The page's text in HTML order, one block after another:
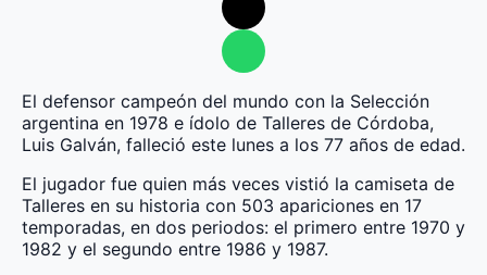
El defensor campeón del mundo con la Selección
argentina en 1978 e ídolo de Talleres de Córdoba,
Luis Galván, falleció este lunes a los 77 años de edad.
El jugador fue quien más veces vistió la camiseta de
Talleres en su historia con 503 apariciones en 17
temporadas, en dos periodos: el primero entre 1970 y
1982 y el segundo entre 1986 y 1987.